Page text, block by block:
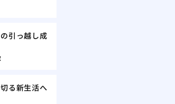
引っ越し成
る新生活へ